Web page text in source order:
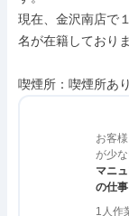
現在、金沢南店で
名が在籍しておりま
喫煙所：喫煙所あ
お客
が少
マニ
の仕事
1人作